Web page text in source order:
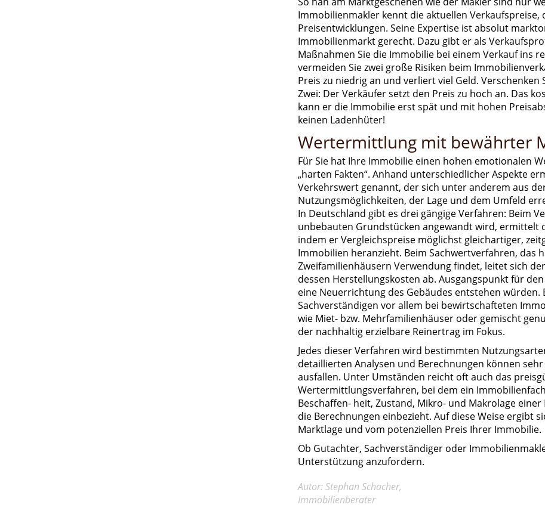
Immobilienmakler kennt die aktuellen Verkaufspreise,
Preisentwicklungen. Seine Expertise ist absolut
Immobilienmarkt gerecht. Dazu gibt er als
Maßnahmen Sie die Immobilie bei einem Verkauf ins
vermeiden Sie zwei große Risiken beim
Preis zu niedrig an und verliert viel Geld. Verschenken
Zwei: Der Verkäufer setzt den Preis zu hoch an. Das
kann er die Immobilie erst spät und mit hohen
keinen Ladenhüter!
Wertermittlung mit bewährter
Für Sie hat Ihre Immobilie einen hohen emotionalen
„harten Fakten“. Anhand unterschiedlicher Aspekte
Verkehrswert genannt, der sich unter anderem aus
Nutzungsmöglichkeiten, der Lage und dem Umfeld
In Deutschland gibt es drei gängige Verfahren: Beim
unbebauten Grundstücken angewandt wird, ermittelt
indem er Vergleichspreise möglichst gleichartiger,
Immobilien heranzieht. Beim Sachwertverfahren, das
Zweifamilienhäusern Verwendung findet, leitet sich
dessen Herstellungskosten ab. Ausgangspunkt für
eine Neuerrichtung des Gebäudes entstehen
Sachverständigen vor allem bei bewirtschafteten
wie Miet- bzw. Mehrfamilienhäuser oder gemischt
der nachhaltig erzielbare Reinertrag im Fokus.
Jedes dieser Verfahren wird bestimmten
detaillierten Analysen und Berechnungen können
ausfallen. Unter Umständen reicht oft auch das
Wertermittlungsverfahren, bei dem ein
Beschaffen- heit, Zustand, Mikro- und Makrolage
die Berechnungen einbezieht. Auf diese Weise ergibt
Marktlage und vom potenziellen Preis Ihrer Immobilie.
Ob Gutachter, Sachverständiger oder
Unterstützung anzufordern.
Autor: Stephan Schacher,
Immobilienberater